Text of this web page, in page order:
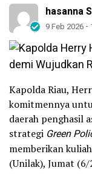
hasanna
9 Feb 2026 -
Kapolda Riau,
komitmennya
daerah penghasil
strategi Green
memberikan
(Unilak), Jumat